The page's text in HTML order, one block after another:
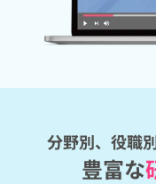
分野別、役職
豊富な